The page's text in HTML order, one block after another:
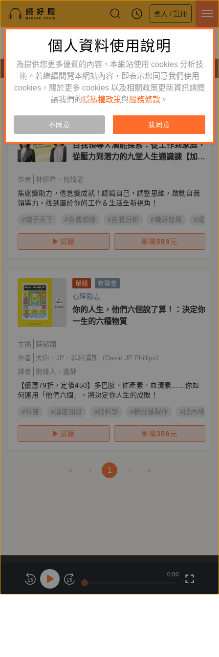
登入 / 註冊
鏡好聽全新APP上線
體驗全面升級，即刻下載
有聲書
自我領導 新到舊 舊到新
有聲書
自我領導Ｘ潛能探索：從工作到家庭，
從壓力到潛力的九堂人生通識課【加贈
作者 林妍希
何琦瑜
焦慮變助力，倦怠變成就！認識自己，調整思維，啟動自我
領導力，找到屬於你的工作＆生活全新視角！
#親子天下 #自我領導 #自我分析 #職涯發展 #成長
試聽 單購599元
單購 有聲書
心理勵志
你的人生，他們六個說了算！：決定你
一生的六種物質
主播
蘇郁翔
作者
大衛．JP．菲利浦斯（David JP Phillips）
譯者
劉維人
盧靜
【優惠79折，定價450】多巴胺、催產素、血清素……你如
何運用「他們六個」，將決定你人生的成敗！
#科普 #潛能開發 #腦科學 #鏡好聽製作 #腦內啡
試聽 單購356元
« ‹ 1 › »
關於鏡好聽
商務合作 付費條款 會員條款
15 15
0:00
個人資料使用說明
為提供您更多優質的內容，本網站使用 cookies 分析技
術。若繼續閱覽本網站內容，即表示您同意我們使用
cookies，關於更多 cookies 以及相關政策更新資訊請閱
讀我們的 隱私權政策與服務條款 。
不同意 我同意